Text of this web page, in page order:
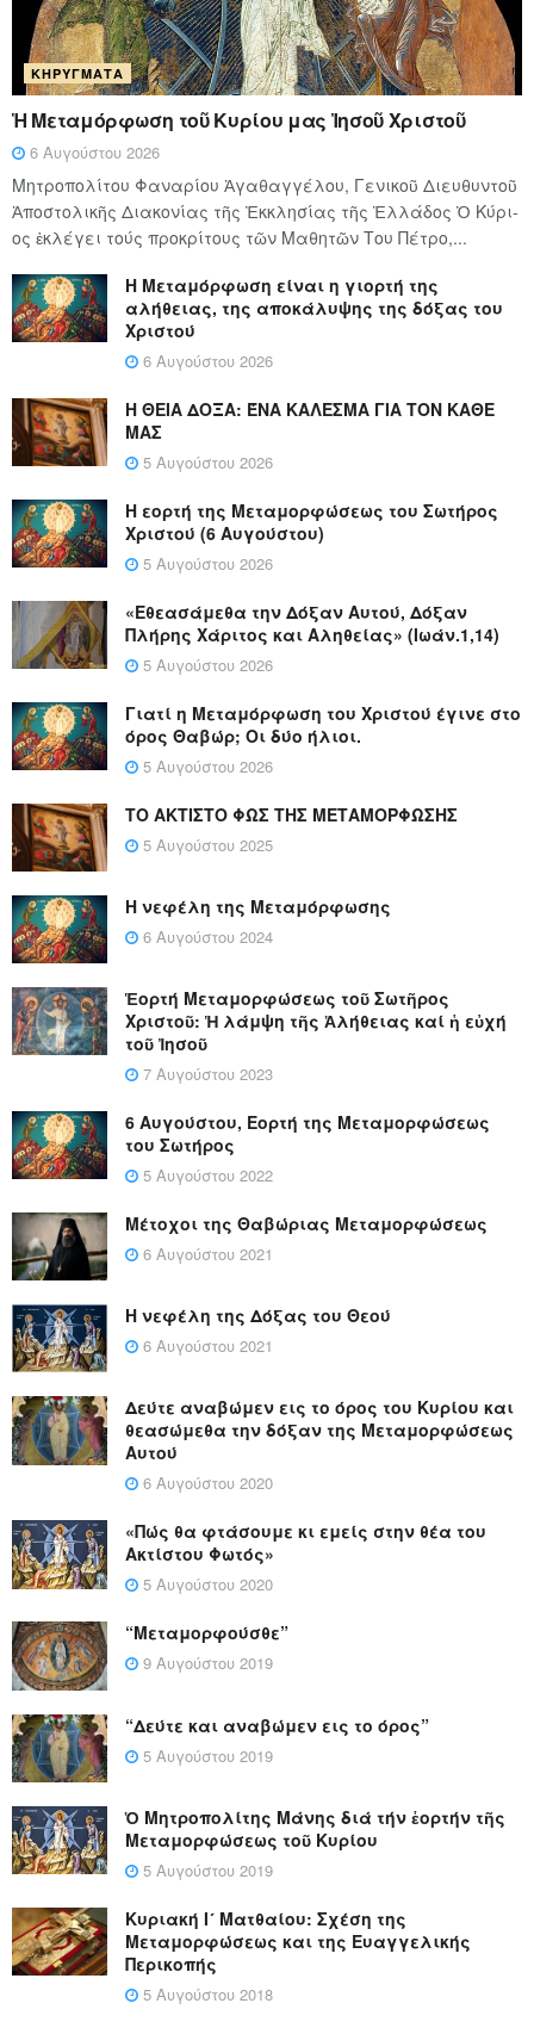
ΚΗΡΎΓΜΑΤΑ
Ἡ Μεταμόρφωση τοῦ Κυρίου μας Ἰησοῦ Χριστοῦ
6 Αυγούστου 2026
Μητροπολίτου Φαναρίου Ἀγαθαγγέλου, Γενικοῦ Διευθυντοῦ
Ἀποστολικῆς Διακονίας τῆς Ἐκκλησίας τῆς Ἑλλάδος Ὁ Κύ­ρι­
ος ἐκλέγει τούς προ­κρί­τους τῶν Μα­θη­τῶν Του Πέ­τρο,...
Η Μεταμόρφωση είναι η γιορτή της
αλήθειας, της αποκάλυψης της δόξας του
Χριστού
6 Αυγούστου 2026
Η ΘΕΙΑ ΔΟΞΑ: ΈΝΑ ΚΑΛΕΣΜΑ ΓΙΑ ΤΟΝ ΚΑΘΕ
ΜΑΣ
5 Αυγούστου 2026
Η εορτή της Μεταμορφώσεως του Σωτήρος
Χριστού (6 Αυγούστου)
5 Αυγούστου 2026
«Εθεασάμεθα την Δόξαν Αυτού, Δόξαν
Πλήρης Χάριτος και Αληθείας» (Ιωάν.1,14)
5 Αυγούστου 2026
Γιατί η Μεταμόρφωση του Χριστού έγινε στο
όρος Θαβώρ; Οι δύο ήλιοι.
5 Αυγούστου 2026
ΤΟ ΑΚΤΙΣΤΟ ΦΩΣ ΤΗΣ ΜΕΤΑΜΟΡΦΩΣΗΣ
5 Αυγούστου 2025
Η νεφέλη της Μεταμόρφωσης
6 Αυγούστου 2024
Ἑορτή Μεταμορφώσεως τοῦ Σωτῆρος
Χριστοῦ: Ἡ λάμψη τῆς Ἀλήθειας καί ἡ εὐχή
τοῦ Ἰησοῦ
7 Αυγούστου 2023
6 Αυγούστου, Εορτή της Μεταμορφώσεως
του Σωτήρος
5 Αυγούστου 2022
Μέτοχοι της Θαβώριας Μεταμορφώσεως
6 Αυγούστου 2021
Η νεφέλη της Δόξας του Θεού
6 Αυγούστου 2021
Δεύτε αναβώμεν εις το όρος του Κυρίου και
θεασώμεθα την δόξαν της Μεταμορφώσεως
Αυτού
6 Αυγούστου 2020
«Πώς θα φτάσουμε κι εμείς στην θέα του
Ακτίστου Φωτός»
5 Αυγούστου 2020
“Μεταμορφούσθε”
9 Αυγούστου 2019
“Δεύτε και αναβώμεν εις το όρος”
5 Αυγούστου 2019
Ὁ Μητροπολίτης Μάνης διά τήν ἑορτήν τῆς
Μεταμορφώσεως τοῦ Κυρίου
5 Αυγούστου 2019
Κυριακή Ι´ Ματθαίου: Σχέση της
Μεταμορφώσεως και της Ευαγγελικής
Περικοπής
5 Αυγούστου 2018